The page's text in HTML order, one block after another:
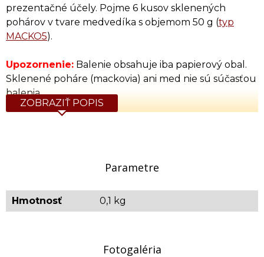
prezentačné účely. Pojme 6 kusov sklenených
pohárov v tvare medvedíka s objemom 50 g (typ
MACKO5).
Upozornenie: Balenie obsahuje iba papierový obal.
Sklenené poháre (mackovia) ani med nie sú súčasťou
balenia.
Uvedená cena je za 1 ks papierového balenia.
ZOBRAZIŤ POPIS
Parametre
Hmotnosť 0,1 kg
Fotogaléria